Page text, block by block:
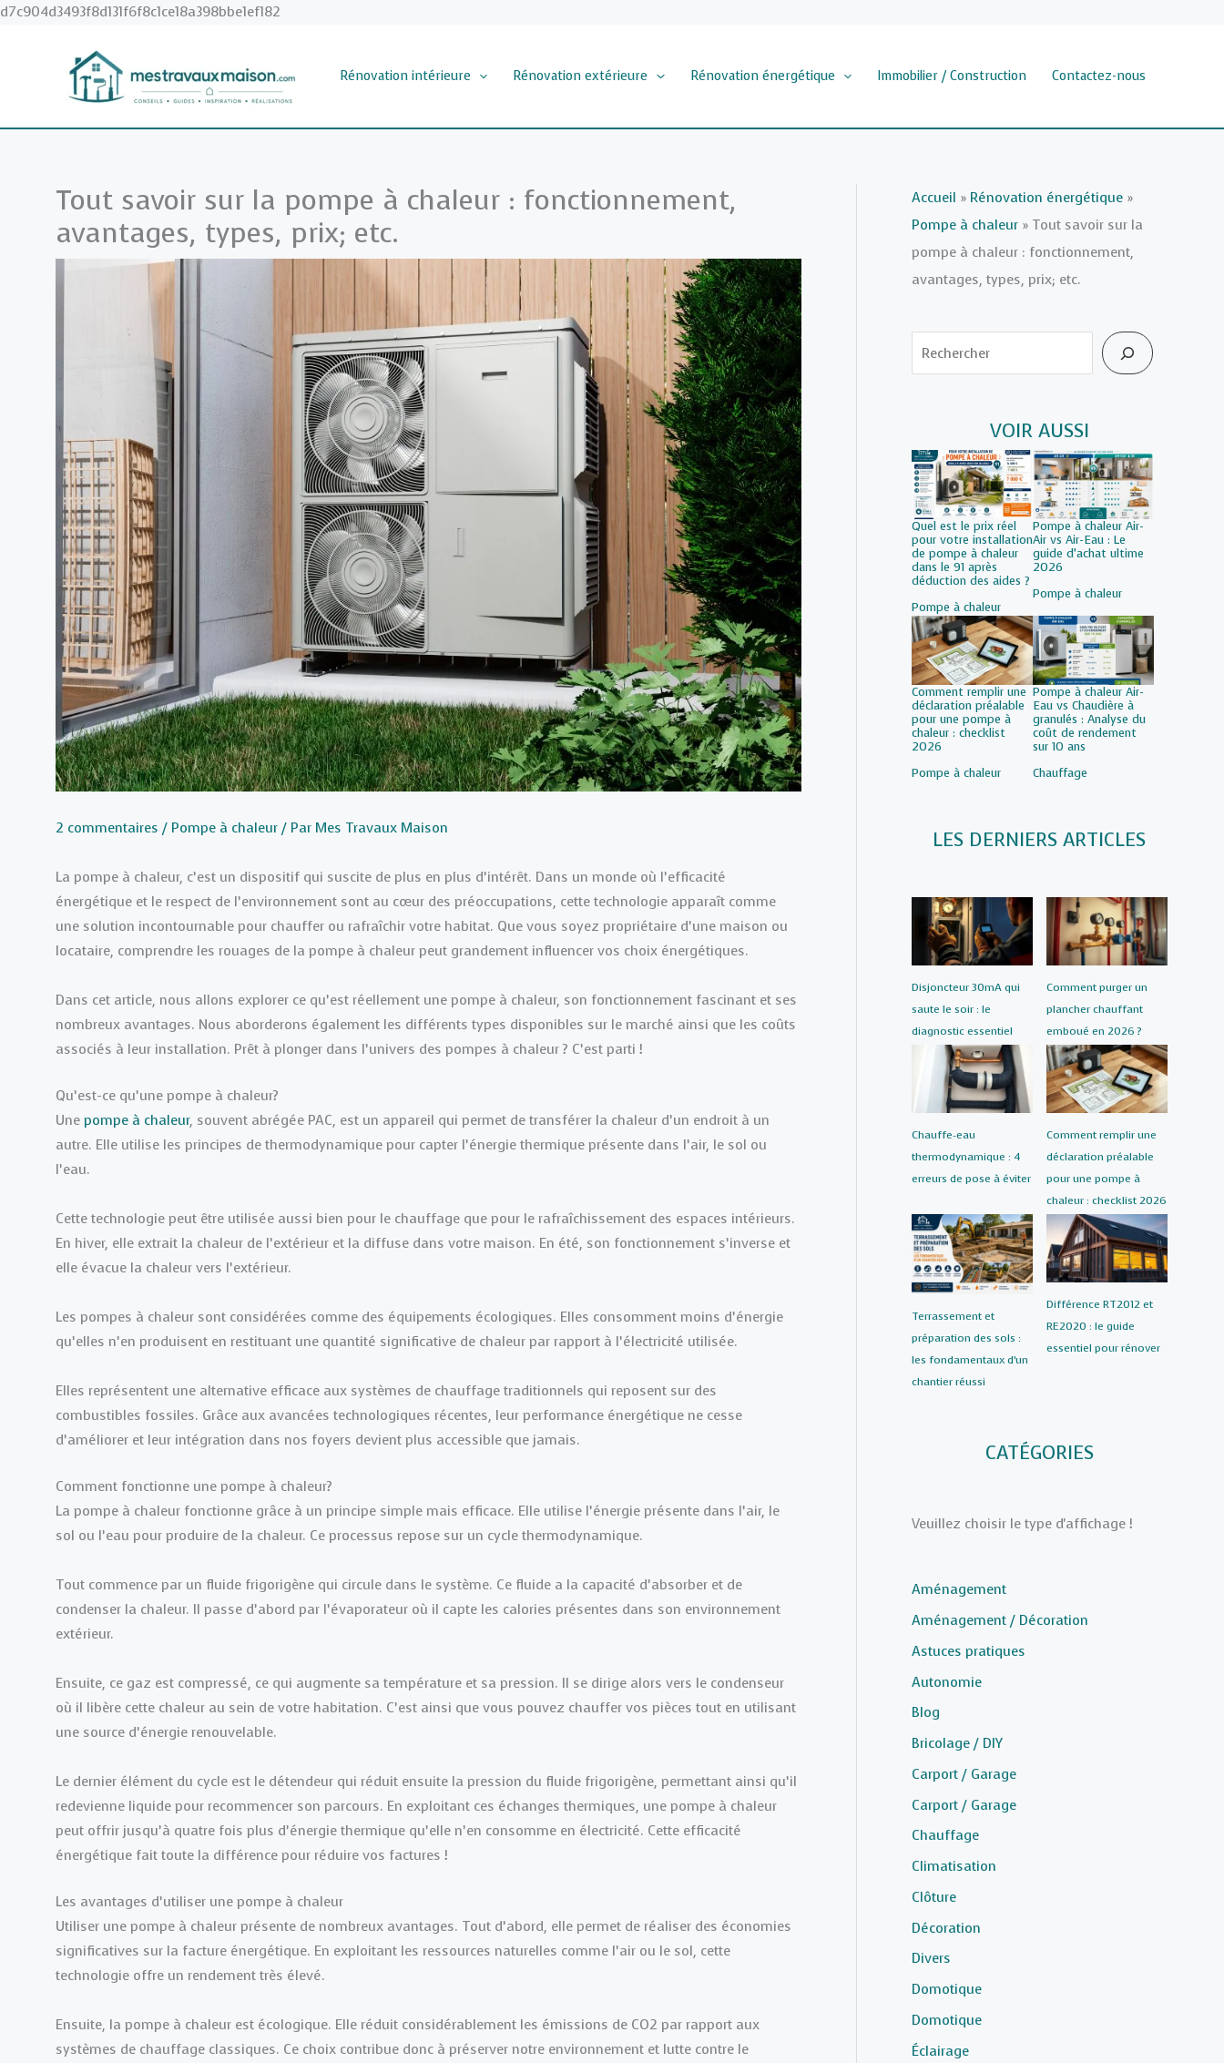
d7c904d3493f8d131f6f8c1ce18a398bbe1ef182
Rénovation intérieure Rénovation extérieure Rénovation énergétique Immobilier / Construction Contactez-nous
Tout savoir sur la pompe à chaleur : fonctionnement,
avantages, types, prix; etc.
2 commentaires / Pompe à chaleur / Par Mes Travaux Maison
La pompe à chaleur, c’est un dispositif qui suscite de plus en plus d’intérêt. Dans un monde où l’efficacité
énergétique et le respect de l’environnement sont au cœur des préoccupations, cette technologie apparaît comme
une solution incontournable pour chauffer ou rafraîchir votre habitat. Que vous soyez propriétaire d’une maison ou
locataire, comprendre les rouages de la pompe à chaleur peut grandement influencer vos choix énergétiques.
Dans cet article, nous allons explorer ce qu’est réellement une pompe à chaleur, son fonctionnement fascinant et ses
nombreux avantages. Nous aborderons également les différents types disponibles sur le marché ainsi que les coûts
associés à leur installation. Prêt à plonger dans l’univers des pompes à chaleur ? C’est parti !
Qu’est-ce qu’une pompe à chaleur?
Une pompe à chaleur, souvent abrégée PAC, est un appareil qui permet de transférer la chaleur d’un endroit à un
autre. Elle utilise les principes de thermodynamique pour capter l’énergie thermique présente dans l’air, le sol ou
l’eau.
Cette technologie peut être utilisée aussi bien pour le chauffage que pour le rafraîchissement des espaces intérieurs.
En hiver, elle extrait la chaleur de l’extérieur et la diffuse dans votre maison. En été, son fonctionnement s’inverse et
elle évacue la chaleur vers l’extérieur.
Les pompes à chaleur sont considérées comme des équipements écologiques. Elles consomment moins d’énergie
qu’elles n’en produisent en restituant une quantité significative de chaleur par rapport à l’électricité utilisée.
Elles représentent une alternative efficace aux systèmes de chauffage traditionnels qui reposent sur des
combustibles fossiles. Grâce aux avancées technologiques récentes, leur performance énergétique ne cesse
d’améliorer et leur intégration dans nos foyers devient plus accessible que jamais.
Comment fonctionne une pompe à chaleur?
La pompe à chaleur fonctionne grâce à un principe simple mais efficace. Elle utilise l’énergie présente dans l’air, le
sol ou l’eau pour produire de la chaleur. Ce processus repose sur un cycle thermodynamique.
Tout commence par un fluide frigorigène qui circule dans le système. Ce fluide a la capacité d’absorber et de
condenser la chaleur. Il passe d’abord par l’évaporateur où il capte les calories présentes dans son environnement
extérieur.
Ensuite, ce gaz est compressé, ce qui augmente sa température et sa pression. Il se dirige alors vers le condenseur
où il libère cette chaleur au sein de votre habitation. C’est ainsi que vous pouvez chauffer vos pièces tout en utilisant
une source d’énergie renouvelable.
Le dernier élément du cycle est le détendeur qui réduit ensuite la pression du fluide frigorigène, permettant ainsi qu’il
redevienne liquide pour recommencer son parcours. En exploitant ces échanges thermiques, une pompe à chaleur
peut offrir jusqu’à quatre fois plus d’énergie thermique qu’elle n’en consomme en électricité. Cette efficacité
énergétique fait toute la différence pour réduire vos factures !
Les avantages d’utiliser une pompe à chaleur
Utiliser une pompe à chaleur présente de nombreux avantages. Tout d’abord, elle permet de réaliser des économies
significatives sur la facture énergétique. En exploitant les ressources naturelles comme l’air ou le sol, cette
technologie offre un rendement très élevé.
Ensuite, la pompe à chaleur est écologique. Elle réduit considérablement les émissions de CO2 par rapport aux
systèmes de chauffage classiques. Ce choix contribue donc à préserver notre environnement et lutte contre le
Accueil » Rénovation énergétique »
Pompe à chaleur »Tout savoir sur la
pompe à chaleur : fonctionnement,
avantages, types, prix; etc.
Rechercher
VOIR AUSSI
Quel est le prix réel
pour votre installation
de pompe à chaleur
dans le 91 après
déduction des aides ?
Par rapport à
Pompe à chaleur
Pompe à chaleur Air-
Air vs Air-Eau : Le
guide d’achat ultime
2026
Par rapport à
Pompe à chaleur
Comment remplir une
déclaration préalable
pour une pompe à
chaleur : checklist
2026
Par rapport à
Pompe à chaleur
Pompe à chaleur Air-
Eau vs Chaudière à
granulés : Analyse du
coût de rendement
sur 10 ans
Par rapport à
Chauffage
LES DERNIERS ARTICLES
Disjoncteur 30mA qui
saute le soir : le
diagnostic essentiel
Comment purger un
plancher chauffant
emboué en 2026 ?
Chauffe-eau
thermodynamique : 4
erreurs de pose à éviter
Comment remplir une
déclaration préalable
pour une pompe à
chaleur : checklist 2026
Terrassement et
préparation des sols :
les fondamentaux d’un
chantier réussi
Différence RT2012 et
RE2020 : le guide
essentiel pour rénover
CATÉGORIES
Veuillez choisir le type d'affichage !
Aménagement
Aménagement / Décoration
Astuces pratiques
Autonomie
Blog
Bricolage / DIY
Carport / Garage
Carport / Garage
Chauffage
Climatisation
Clôture
Décoration
Divers
Domotique
Domotique
Éclairage